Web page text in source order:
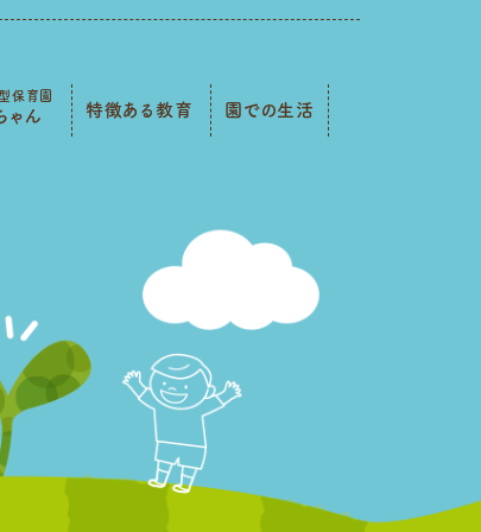
保育園
ゃん 特徴ある教育 園での生活